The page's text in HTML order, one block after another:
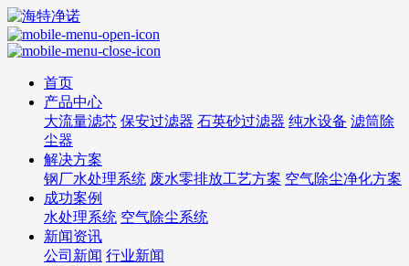
首页
产品中心
大流量滤芯 保安过滤器 石英砂过滤器 纯水设备 滤筒除
尘器
解决方案
钢厂水处理系统 废水零排放工艺方案 空气除尘净化方案
成功案例
水处理系统 空气除尘系统
新闻资讯
公司新闻 行业新闻